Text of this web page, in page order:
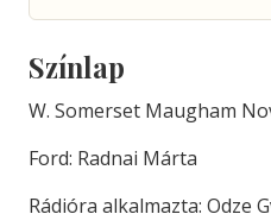
Színlap
W. Somerset Maugham
Ford: Radnai Márta
Rádióra alkalmazta: Odze